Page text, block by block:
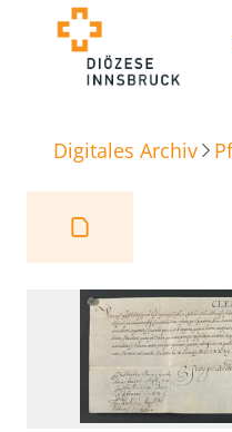
Digitales Archiv